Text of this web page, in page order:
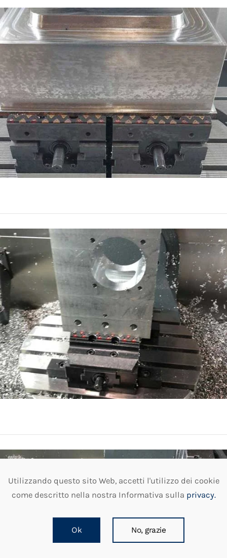
Utilizzando questo sito Web, accetti l'utilizzo dei cookie
come descritto nella nostra Informativa sulla privacy.
Ok No, grazie